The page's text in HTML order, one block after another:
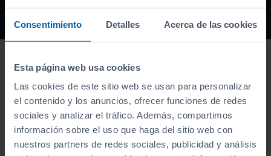
Consentimiento Detalles Acerca de las cookies
Esta página web usa cookies
Las cookies de este sitio web se usan para personalizar
el contenido y los anuncios, ofrecer funciones de redes
sociales y analizar el tráfico. Además, compartimos
información sobre el uso que haga del sitio web con
nuestros partners de redes sociales, publicidad y análisis